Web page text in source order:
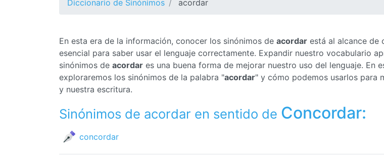
Diccionario de Sinónimos acordar
En esta era de la información, conocer los sinónimos de acordar está al alcance de
esencial para saber usar el lenguaje correctamente. Expandir nuestro vocabulario
sinónimos de acordar es una buena forma de mejorar nuestro uso del lenguaje. En
exploraremos los sinónimos de la palabra "acordar" y cómo podemos usarlos para
y nuestra escritura.
Sinónimos de acordar en sentido de Concordar:
concordar